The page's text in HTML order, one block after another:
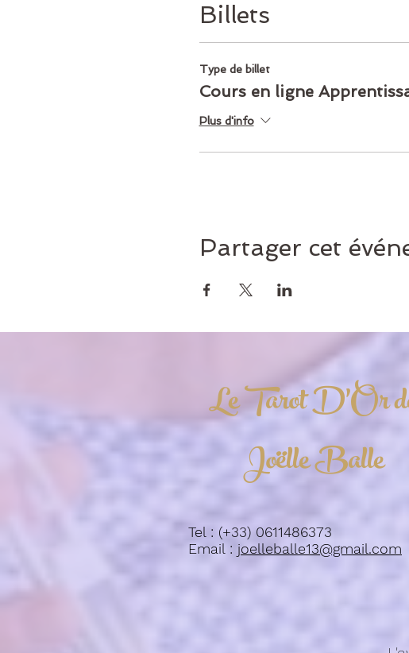
Billets
Type de billet
Cours en ligne
Plus d'info
Partager cet
Le Tarot D'Or
Joëlle Balle
Tel : (+33) 0611486373
Email : joelleballe13@gmail.com